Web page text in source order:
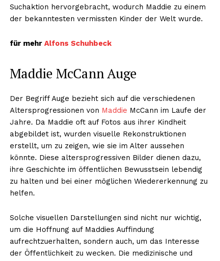
Suchaktion hervorgebracht, wodurch Maddie zu einem
der bekanntesten vermissten Kinder der Welt wurde.
für mehr Alfons Schuhbeck
Maddie McCann Auge
Der Begriff Auge bezieht sich auf die verschiedenen
Altersprogressionen von Maddie McCann im Laufe der
Jahre. Da Maddie oft auf Fotos aus ihrer Kindheit
abgebildet ist, wurden visuelle Rekonstruktionen
erstellt, um zu zeigen, wie sie im Alter aussehen
könnte. Diese altersprogressiven Bilder dienen dazu,
ihre Geschichte im öffentlichen Bewusstsein lebendig
zu halten und bei einer möglichen Wiedererkennung zu
helfen.
Solche visuellen Darstellungen sind nicht nur wichtig,
um die Hoffnung auf Maddies Auffindung
aufrechtzuerhalten, sondern auch, um das Interesse
der Öffentlichkeit zu wecken. Die medizinische und